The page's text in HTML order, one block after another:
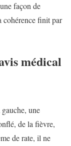
façon de
cohérence finit par
médical
une
de la fièvre,
de rate, il ne